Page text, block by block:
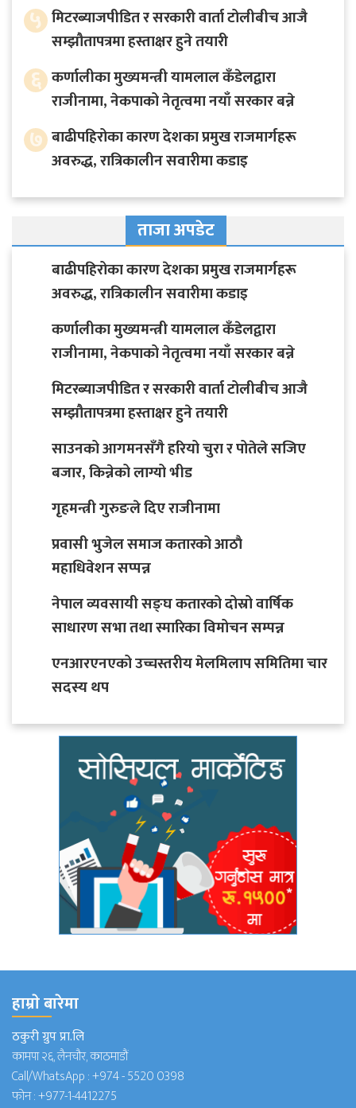
५ मिटरब्याजपीडित र सरकारी वार्ता टोलीबीच आजै
सम्झौतापत्रमा हस्ताक्षर हुने तयारी
६ कर्णालीका मुख्यमन्त्री यामलाल कँडेलद्वारा
राजीनामा, नेकपाको नेतृत्वमा नयाँ सरकार बन्ने
७ बाढीपहिरोका कारण देशका प्रमुख राजमार्गहरू
अवरुद्ध, रात्रिकालीन सवारीमा कडाइ
ताजा अपडेट
बाढीपहिरोका कारण देशका प्रमुख राजमार्गहरू
अवरुद्ध, रात्रिकालीन सवारीमा कडाइ
कर्णालीका मुख्यमन्त्री यामलाल कँडेलद्वारा
राजीनामा, नेकपाको नेतृत्वमा नयाँ सरकार बन्ने
मिटरब्याजपीडित र सरकारी वार्ता टोलीबीच आजै
सम्झौतापत्रमा हस्ताक्षर हुने तयारी
साउनको आगमनसँगै हरियो चुरा र पोतेले सजिए
बजार, किन्नेको लाग्यो भीड
गृहमन्त्री गुरुङले दिए राजीनामा
प्रवासी भुजेल समाज कतारको आठाै
महाधिवेशन सप्पन्न
नेपाल व्यवसायी सङ्घ कतारको दोस्रो वार्षिक
साधारण सभा तथा स्मारिका विमोचन सम्पन्न
एनआरएनएको उच्चस्तरीय मेलमिलाप समितिमा चार
सदस्य थप
हाम्राे बारेमा
ठकुरी ग्रुप प्रा.लि
कामपा २६, लैनचौर, काठमाडौं
Call/WhatsApp :+974 - 5520 0398
फोन :+977-1-4412275